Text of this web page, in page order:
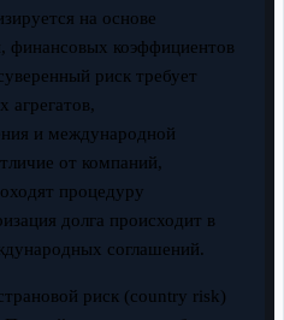
на основе
финансовых коэффициентов
риск требует
агрегатов,
и международной
от компаний,
процедуру
долга происходит в
соглашений.
риск (country risk)